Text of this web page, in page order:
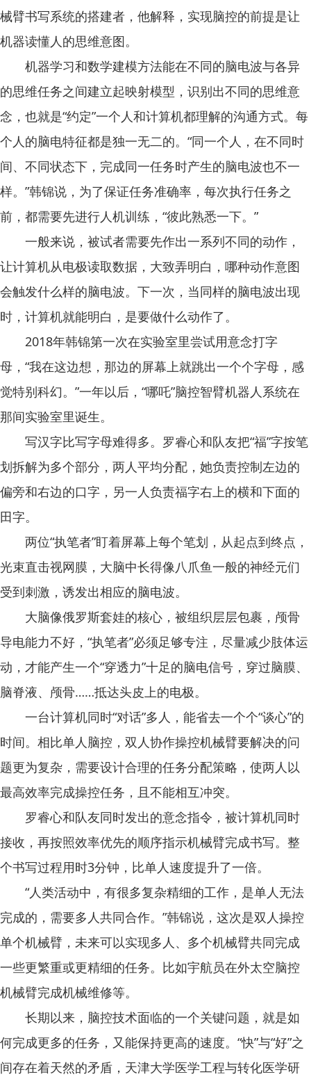
械臂书写系统的搭建者，他解释，实现脑控的前提是让
机器读懂人的思维意图。
机器学习和数学建模方法能在不同的脑电波与各异
的思维任务之间建立起映射模型，识别出不同的思维意
念，也就是“约定”一个人和计算机都理解的沟通方式。每
个人的脑电特征都是独一无二的。“同一个人，在不同时
间、不同状态下，完成同一任务时产生的脑电波也不一
样。”韩锦说，为了保证任务准确率，每次执行任务之
前，都需要先进行人机训练，“彼此熟悉一下。”
一般来说，被试者需要先作出一系列不同的动作，
让计算机从电极读取数据，大致弄明白，哪种动作意图
会触发什么样的脑电波。下一次，当同样的脑电波出现
时，计算机就能明白，是要做什么动作了。
2018年韩锦第一次在实验室里尝试用意念打字
母，“我在这边想，那边的屏幕上就跳出一个个字母，感
觉特别科幻。”一年以后，“哪吒”脑控智臂机器人系统在
那间实验室里诞生。
写汉字比写字母难得多。罗睿心和队友把“福”字按笔
划拆解为多个部分，两人平均分配，她负责控制左边的
偏旁和右边的口字，另一人负责福字右上的横和下面的
田字。
两位“执笔者”盯着屏幕上每个笔划，从起点到终点，
光束直击视网膜，大脑中长得像八爪鱼一般的神经元们
受到刺激，诱发出相应的脑电波。
大脑像俄罗斯套娃的核心，被组织层层包裹，颅骨
导电能力不好，“执笔者”必须足够专注，尽量减少肢体运
动，才能产生一个“穿透力”十足的脑电信号，穿过脑膜、
脑脊液、颅骨……抵达头皮上的电极。
一台计算机同时“对话”多人，能省去一个个“谈心”的
时间。相比单人脑控，双人协作操控机械臂要解决的问
题更为复杂，需要设计合理的任务分配策略，使两人以
最高效率完成操控任务，且不能相互冲突。
罗睿心和队友同时发出的意念指令，被计算机同时
接收，再按照效率优先的顺序指示机械臂完成书写。整
个书写过程用时3分钟，比单人速度提升了一倍。
“人类活动中，有很多复杂精细的工作，是单人无法
完成的，需要多人共同合作。”韩锦说，这次是双人操控
单个机械臂，未来可以实现多人、多个机械臂共同完成
一些更繁重或更精细的任务。比如宇航员在外太空脑控
机械臂完成机械维修等。
长期以来，脑控技术面临的一个关键问题，就是如
何完成更多的任务，又能保持更高的速度。“快”与“好”之
间存在着天然的矛盾，天津大学医学工程与转化医学研